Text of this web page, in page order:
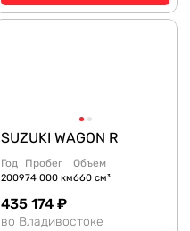
SUZUKI WAGON R
Год
2009
Пробег
74 000 км
Объем
660 см³
435 174 ₽
во Владивостоке